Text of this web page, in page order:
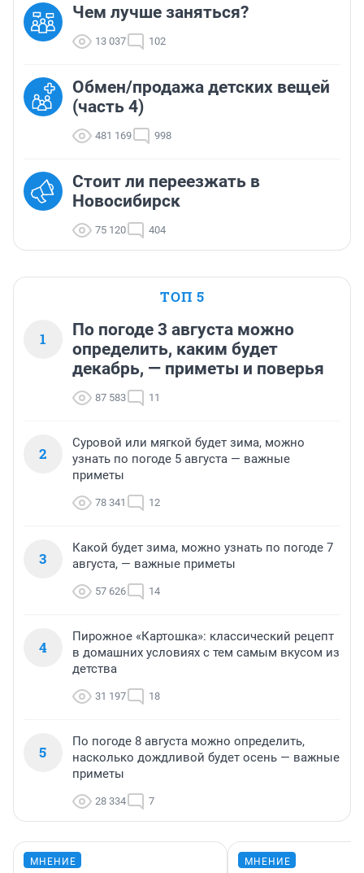
Чем лучше заняться?
13 037 102
Обмен/продажа детских вещей
(часть 4)
481 169 998
Стоит ли переезжать в
Новосибирск
75 120 404
ТОП 5
1
По погоде 3 августа можно
определить, каким будет
декабрь, — приметы и поверья
87 583 11
2
Суровой или мягкой будет зима, можно
узнать по погоде 5 августа — важные
приметы
78 341 12
3
Какой будет зима, можно узнать по погоде 7
августа, — важные приметы
57 626 14
4
Пирожное «Картошка»: классический рецепт
в домашних условиях с тем самым вкусом из
детства
31 197 18
5
По погоде 8 августа можно определить,
насколько дождливой будет осень — важные
приметы
28 334 7
МНЕНИЕ МНЕНИЕ